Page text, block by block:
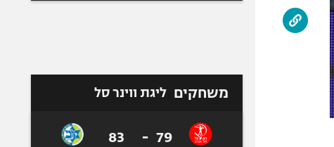
משחקים ליגת ווינר סל
79
-
83